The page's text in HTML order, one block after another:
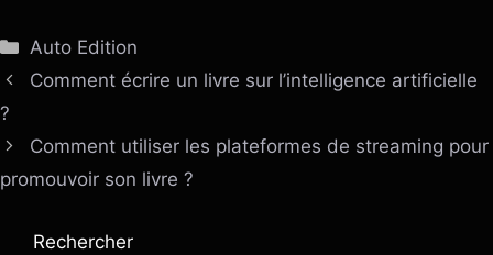
Catégories
Auto Edition
Comment écrire un livre sur l’intelligence artificielle
?
Comment utiliser les plateformes de streaming pour
promouvoir son livre ?
Rechercher